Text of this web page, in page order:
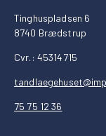
Tinghuspladsen 6
8740 Brædstrup
Cvr.: 45314715
75 75 12 36